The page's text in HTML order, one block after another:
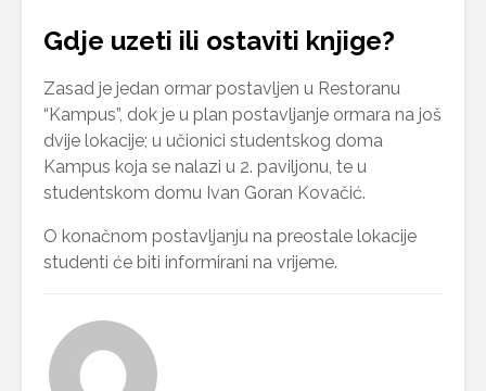
Gdje uzeti ili ostaviti knjige?
Zasad je jedan ormar postavljen u Restoranu
“Kampus”, dok je u plan postavljanje ormara na još
dvije lokacije; u učionici studentskog doma
Kampus koja se nalazi u 2. paviljonu, te u
studentskom domu Ivan Goran Kovačić.
O konačnom postavljanju na preostale lokacije
studenti će biti informirani na vrijeme.